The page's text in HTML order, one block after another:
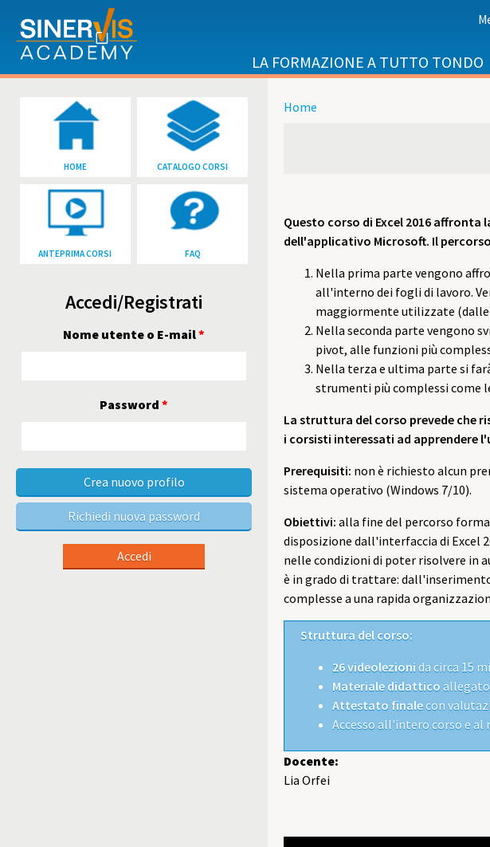
Salta al contenuto principale
LA FORMAZIONE A TUTTO TONDO
HOME CATALOGO CORSI
ANTEPRIMA CORSI FAQ
Accedi/Registrati
Nome utente o E-mail*
Password *
Crea nuovo profilo
Richiedi nuova password
Home
Questo corso di Excel 2016
dell'applicativo Microsoft. Il
Nella prima parte vengono
all'interno dei fogli di lavoro.
maggiormente utilizzate
Nella seconda parte vengono
pivot, alle funzioni più
Nella terza e ultima parte si
strumenti più complessi come
La struttura del corso prevede che
i corsisti interessati ad apprendere
Prerequisiti: non è richiesto alcun
sistema operativo (Windows 7/10).
Obiettivi:alla fine del percorso
disposizione dall'interfaccia di
nelle condizioni di poter risolvere in
è in grado di trattare:
complesse a una rapida
Struttura del corso:
26 videolezioni da circa 15
Materiale didattico allegato
Attestato finalecon
Accesso all'intero corso e
Docente:
Lia Orfei